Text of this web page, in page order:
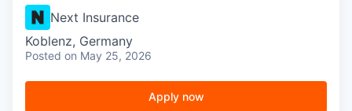
Next Insurance
Koblenz, Germany
Posted on May 25, 2026
Apply now